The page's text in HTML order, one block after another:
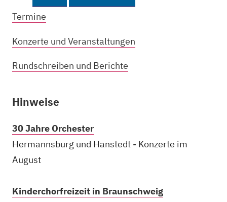
Termine
Konzerte und Veranstaltungen
Rundschreiben und Berichte
Hinweise
30 Jahre Orchester
Hermannsburg und Hanstedt - Konzerte im
August
Kinderchorfreizeit in Braunschweig